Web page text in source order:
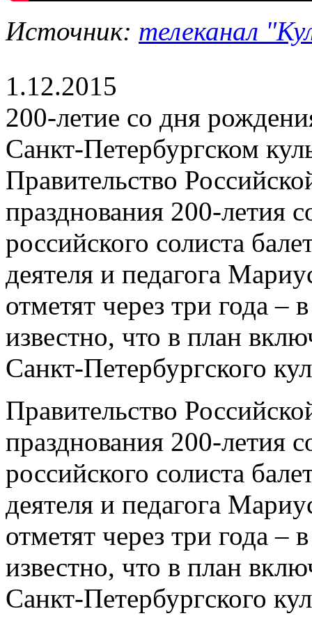
Источник: телеканал
1.12.2015
200-летие со дня
Санкт-Петербургском
Правительство
празднования 200-летия
российского солиста
деятеля и педагога
отметят через три года –
известно, что в план
Санкт-Петербургского
Правительство
празднования 200-летия
российского солиста
деятеля и педагога
отметят через три года –
известно, что в план
Санкт-Петербургского